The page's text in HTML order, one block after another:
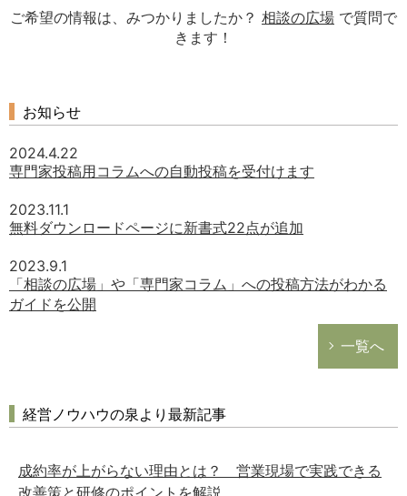
ご希望の情報は、みつかりましたか？ 相談の広場 で質問で
きます！
お知らせ
2024.4.22
専門家投稿用コラムへの自動投稿を受付けます
2023.11.1
無料ダウンロードページに新書式22点が追加
2023.9.1
「相談の広場」や「専門家コラム」への投稿方法がわかる
ガイドを公開
一覧へ
経営ノウハウの泉より最新記事
成約率が上がらない理由とは？ 営業現場で実践できる